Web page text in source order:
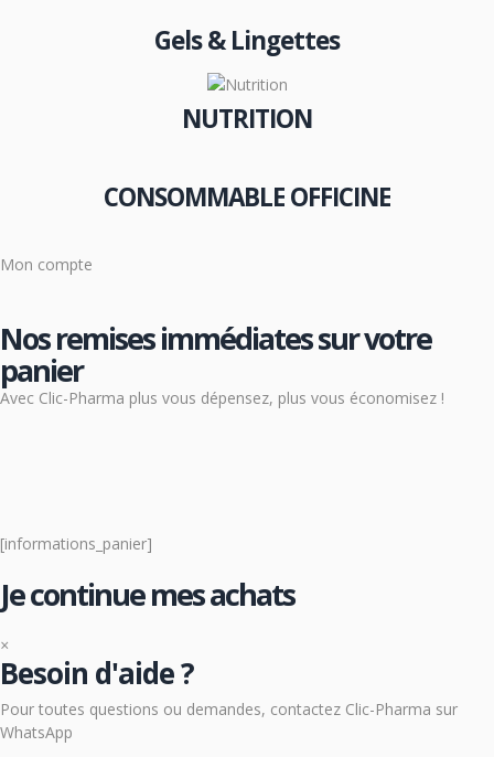
Gels & Lingettes
NUTRITION
CONSOMMABLE OFFICINE
Mon compte
Nos remises immédiates sur votre
panier
Avec Clic-Pharma plus vous dépensez, plus vous économisez !
[informations_panier]
Je continue mes achats
×
Besoin d'aide ?
Pour toutes questions ou demandes, contactez Clic-Pharma sur
WhatsApp